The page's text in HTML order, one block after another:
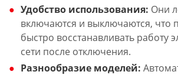
Удобство использования: Они
включаются и выключаются, что
быстро восстанавливать работу
сети после отключения.
Разнообразие моделей: